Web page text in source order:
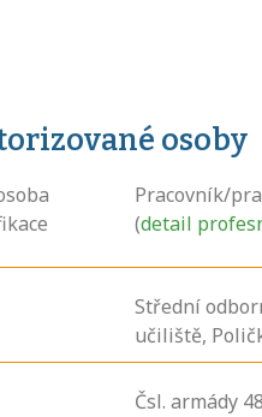
osoby
Pracovník/
(detail
Střední
učiliště,
Čsl. armády